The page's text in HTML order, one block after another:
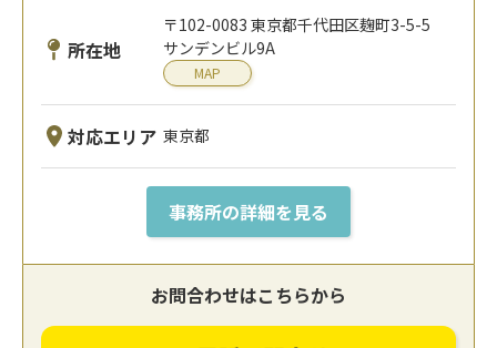
所在地
〒102-0083 東京都千代田区麹町3-5-5
サンデンビル9A
MAP
対応エリア 東京都
事務所の詳細を見る
お問合わせはこちらから